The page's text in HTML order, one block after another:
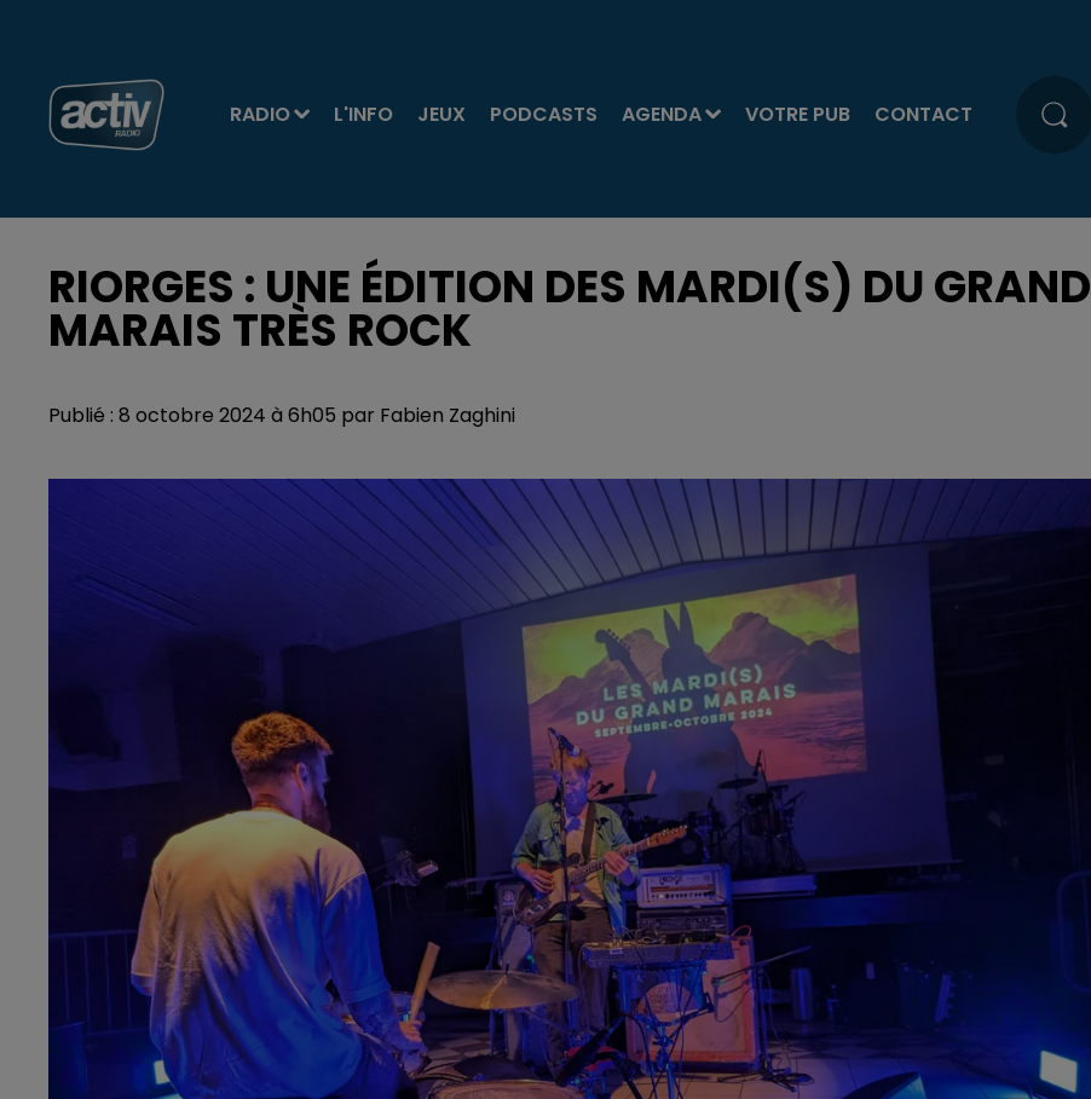
RADIO L'INFO JEUX PODCASTS AGENDA VOTRE PUB CONTACT
RIORGES : UNE ÉDITION DES MARDI(S) DU GRAND
MARAIS TRÈS ROCK
Publié : 8 octobre 2024 à 6h05 par Fabien Zaghini